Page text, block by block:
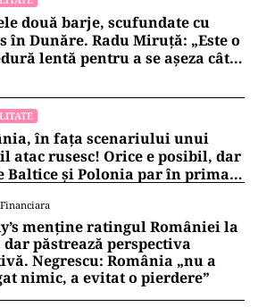
două barje, scufundate cu
în Dunăre. Radu Miruță: „Este o
lentă pentru a se așeza cât
în fața scenariului unui
atac rusesc! Orice e posibil, dar
Baltice și Polonia par în prima
menține ratingul României la
dar păstrează perspectiva
Negrescu: România „nu a
nimic, a evitat o pierdere”